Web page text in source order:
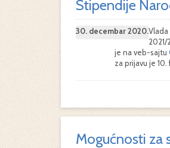
Stipendije
30. decembar 2020.
je na veb-sajtu
za prijavu je 10.
Mogućnosti za